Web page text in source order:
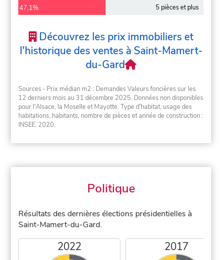
47,1% 5 pièces et plus
Découvrez les prix immobiliers et
l'historique des ventes à Saint-Mamert-
du-Gard
Sources - Prix médian m2 : Demandes Valeurs foncières sur les
12 derniers mois au 31 décembre 2025. Données non disponibles
pour l'Alsace, la Moselle et Mayotte. Type d'habitat, usage des
habitations, habitants, nombre de pièces et année de construction :
INSEE, 2020.
Politique
Résultats des dernières élections présidentielles à
Saint-Mamert-du-Gard.
2022 2017